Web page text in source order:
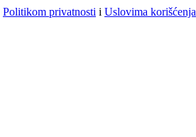
Politikom privatnosti i Uslovima korišćenja